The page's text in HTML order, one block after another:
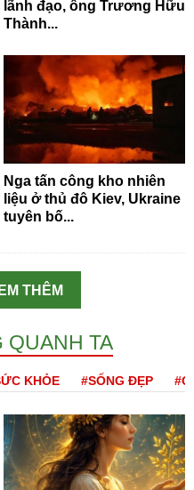
lãnh đạo, ông Trương Hữu
Thành...
Nga tấn công kho nhiên
liệu ở thủ đô Kiev, Ukraine
tuyên bố...
THÊM
QUANH TA
KHỎE #SỐNG ĐẸP